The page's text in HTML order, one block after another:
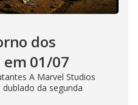
dos
01/07
A Marvel Studios
da segunda